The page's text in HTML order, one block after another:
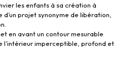
les enfants à sa création à
d’un projet synonyme de libération,
en avant un contour mesurable
l’intérieur imperceptible, profond et